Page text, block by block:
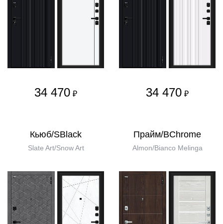
34 470 ₽ 34 470 ₽
Кьюб/SBlack
Slate Art/Snow Art
Прайм/BChrome
Almon/Bianco Melinga